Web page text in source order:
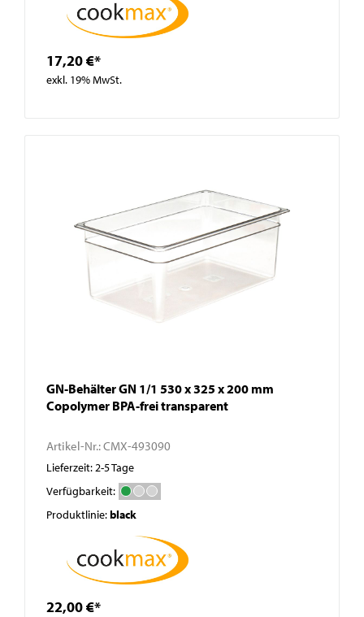
17,20 €*
exkl. 19% MwSt.
GN-Behälter GN 1/1 530 x 325 x 200 mm
Copolymer BPA-frei transparent
Artikel-Nr.:CMX-493090
Lieferzeit: 2-5 Tage
Verfügbarkeit:
Produktlinie:black
22,00 €*